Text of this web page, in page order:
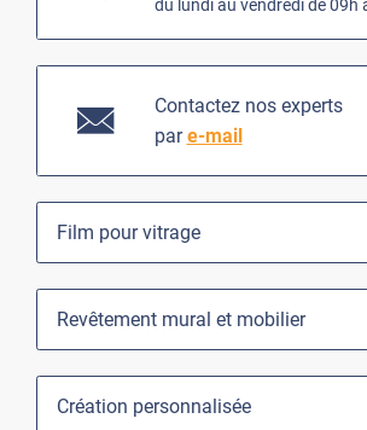
du lundi au vendredi de 09h
Contactez nos experts
pare-mail
Film pour vitrage
Revêtement mural et mobilier
Création personnalisée